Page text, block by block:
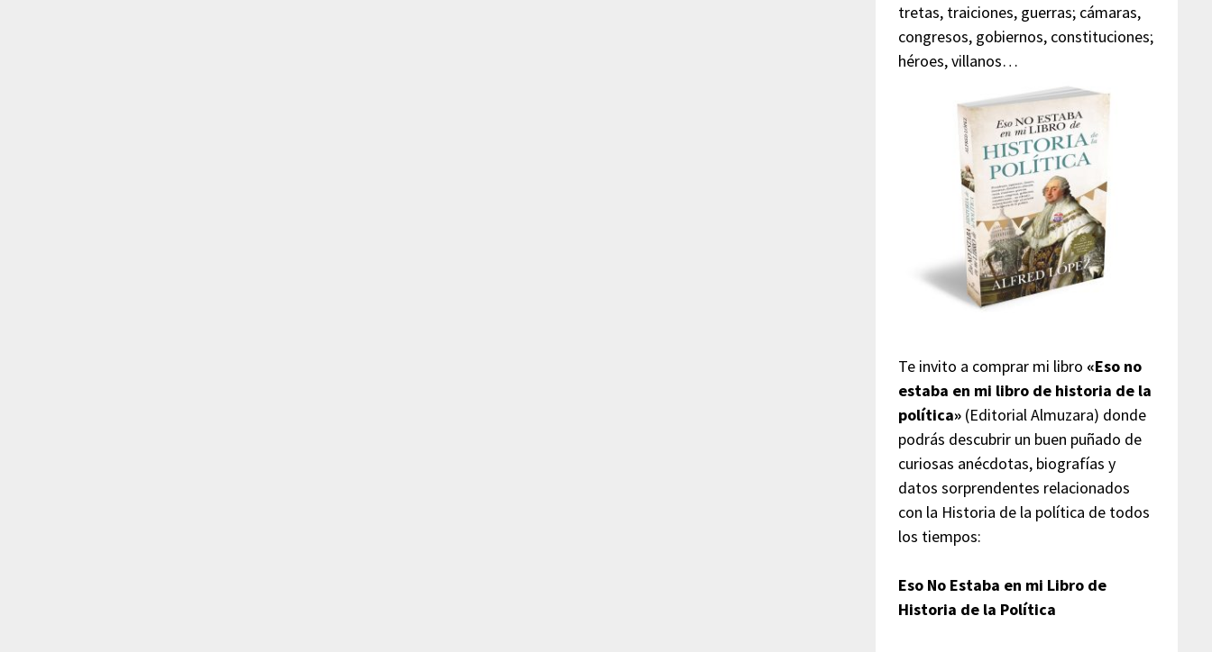
tretas, traiciones, guerras; cámaras,
congresos, gobiernos, constituciones;
héroes, villanos…
Te invito a comprar mi libro «Eso no
estaba en mi libro de historia de la
política»(Editorial Almuzara) donde
podrás descubrir un buen puñado de
curiosas anécdotas, biografías y
datos sorprendentes relacionados
con la Historia de la política de todos
los tiempos:
Eso No Estaba en mi Libro de
Historia de la Política